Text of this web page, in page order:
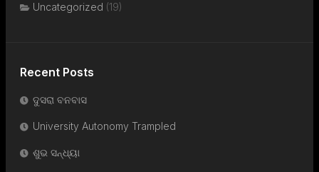
Uncategorized (19)
Recent Posts
ଦୁସରା ବନବାସ
University Autonomy Trampled
ଶୁଭ ସନ୍ଧ୍ୟା